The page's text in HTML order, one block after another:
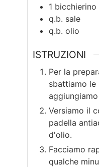
1
q.b. sale
q.b. olio
ISTRUZIONI
Per la
sbattiamo le
Versiamo il
padella
d'olio.
Facciamo
qualche